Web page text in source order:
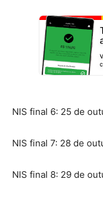
NIS final 6: 25 de
NIS final 7: 28 de
NIS final 8: 29 de